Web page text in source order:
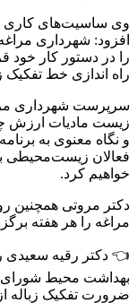
وی ساسیت‌های کاری
افزود: شهرداری
را در دستور کار خود
راه اندازی خط تفکیک
سرپرست شهرداری
زیست مادیات ارزش
و نگاه معنوی به
فعالان زیست‌محیطی
خواهیم کرد.
دکتر مروتی همچنین
مراغه را هر هفته
👈 دکتر رقیه
بهداشت محیط شورای
ضرورت تفکیک زباله از